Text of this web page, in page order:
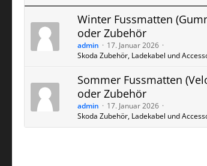
Winter Fussmatten
oder Zubehör
admin
17. Januar 2026
Skoda Zubehör, Ladekabel und
Sommer Fussmatten
oder Zubehör
admin
17. Januar 2026
Skoda Zubehör, Ladekabel und